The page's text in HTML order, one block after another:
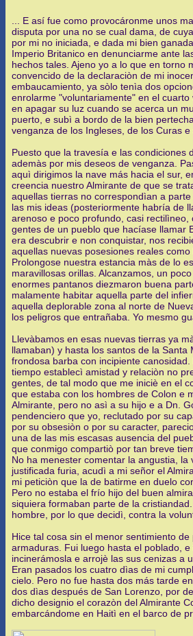
... E así fue como provocáronme unos
disputa por una no se cual dama, de
por mi no iniciada, e dada mi bien
Imperio Britanico en denunciarme ante
hechos tales. Ajeno yo a lo que en torno
convencido de la declaraciòn de mi
embaucamiento, ya sòlo tenìa dos
enrolarme "voluntariamente" en el
en apagar su luz cuando se acerca un
puerto, e subì a bordo de la bien
venganza de los Ingleses, de los Curas
Puesto que la travesía e las condiciones
ademàs por mis deseos de venganza.
aquì dirigimos la nave más hacia el sur,
creencia nuestro Almirante de que se
aquellas tierras no correspondìan a
las mis ideas (posteriormente habría de
arenoso e poco profundo, casi
gentes de un pueblo que hacíase llamar
era descubrir e non conquistar, nos
aquellas nuevas posesiones reales
Prolongose nuestra estancia màs de lo
maravillosas orillas. Alcanzamos, un
enormes pantanos diezmaron buena
malamente habitar aquella parte del
aquella deplorable zona al norte de
los peligros que entrañaba. Yo mesmo
Llevàbamos en esas nuevas tierras ya
llamaban) y hasta los santos de la
frondosa barba con incipiente
tiempo establecì amistad y relaciòn no
gentes, de tal modo que me iniciè en el
que estaba con los hombres de Colon e
Almirante, pero no asì a su hijo e a Dn.
pendenciero que yo, reclutado por su
por su obsesiòn o por su caracter,
una de las mis escasas ausencia del
que conmigo compartiò por tan breve
No ha menester comentar la angustia,
justificada furia, acudì a mi señor el
mi peticiòn que la de batirme en duelo
Pero no estaba el frío hijo del buen
siquiera formaban parte de la
hombre, por lo que decidì, contra la
Hice tal cosa sin el menor sentimiento
armaduras. Fui luego hasta el poblado,
incinerámosla e arrojè las sus cenizas a
Eran pasados los cuatro dìas de mi
cielo. Pero no fue hasta dos más tarde
dos dìas después de San Lorenzo, por
dicho designio el corazòn del Almirante
embarcándome en Haitì en el barco de